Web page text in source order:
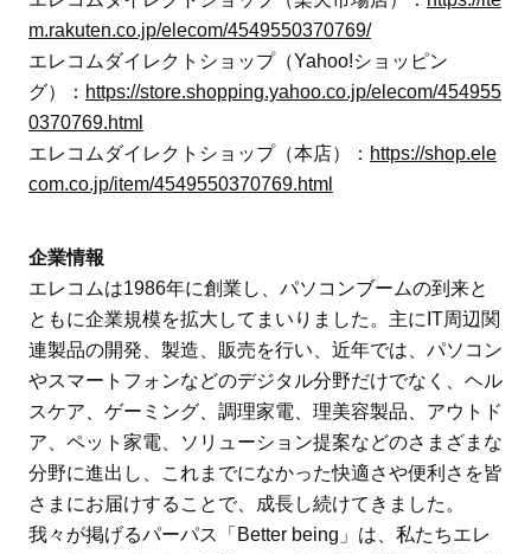
m.rakuten.co.jp/elecom/4549550370769/
エレコムダイレクトショップ（Yahoo!ショッピン
グ）： https://store.shopping.yahoo.co.jp/elecom/454955
0370769.html
エレコムダイレクトショップ（本店）： https://shop.ele
com.co.jp/item/4549550370769.html
企業情報
エレコムは1986年に創業し、パソコンブームの到来と
ともに企業規模を拡大してまいりました。主にIT周辺関
連製品の開発、製造、販売を行い、近年では、パソコン
やスマートフォンなどのデジタル分野だけでなく、ヘル
スケア、ゲーミング、調理家電、理美容製品、アウトド
ア、ペット家電、ソリューション提案などのさまざまな
分野に進出し、これまでになかった快適さや便利さを皆
さまにお届けすることで、成長し続けてきました。
我々が掲げるパーパス「Better being」は、私たちエレ